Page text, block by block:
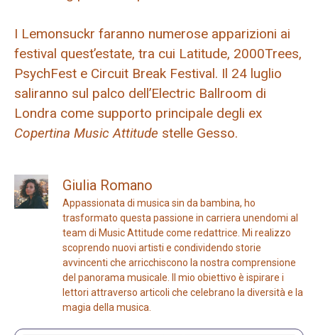
I Lemonsuckr faranno numerose apparizioni ai
festival quest’estate, tra cui Latitude, 2000Trees,
PsychFest e Circuit Break Festival. Il 24 luglio
saliranno sul palco dell’Electric Ballroom di
Londra come supporto principale degli ex
Copertina Music Attitude stelle Gesso.
Giulia Romano
Appassionata di musica sin da bambina, ho
trasformato questa passione in carriera unendomi al
team di Music Attitude come redattrice. Mi realizzo
scoprendo nuovi artisti e condividendo storie
avvincenti che arricchiscono la nostra comprensione
del panorama musicale. Il mio obiettivo è ispirare i
lettori attraverso articoli che celebrano la diversità e la
magia della musica.